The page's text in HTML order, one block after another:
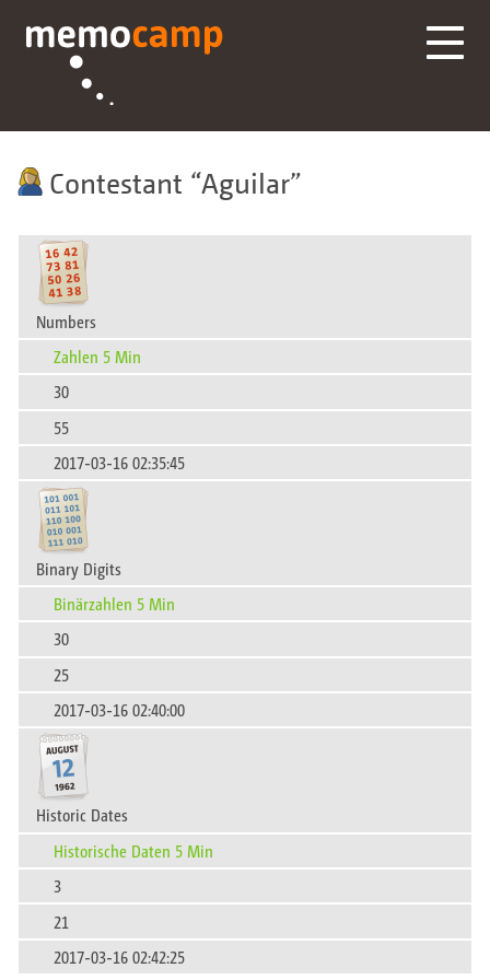
Contestant Aguilar
Numbers
Zahlen 5 Min
30
55
2017-03-16 02:35:45
Binary Digits
Binärzahlen 5 Min
30
25
2017-03-16 02:40:00
Historic Dates
Historische Daten 5 Min
3
21
2017-03-16 02:42:25